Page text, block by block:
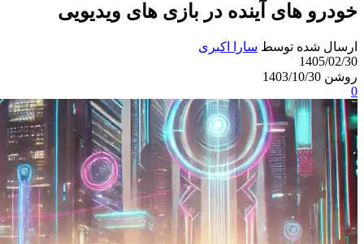
خودرو های آینده در بازی‌ های ویدیویی
ارسال شده توسط سارا اکبری
1405/02/30
روشن 1403/10/30
0